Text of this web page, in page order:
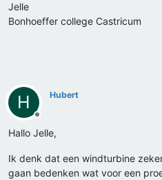
Jelle
Bonhoeffer college Castricum
H
Offline
Hubert
Hallo Jelle,
Ik denk dat een windturbine
gaan bedenken wat voor een